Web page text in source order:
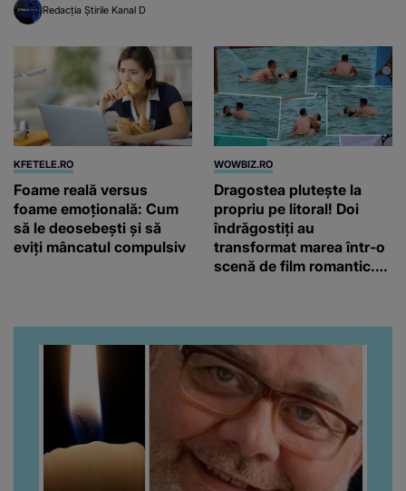
creșteri etapizate până în
Redacția Știrile Kanal D
KFETELE.RO
Foame reală versus
foame emoțională: Cum
să le deosebești și să
eviți mâncatul compulsiv
WOWBIZ.RO
Dragostea plutește la
propriu pe litoral! Doi
îndrăgostiți au
transformat marea într-o
scenă de film romantic.